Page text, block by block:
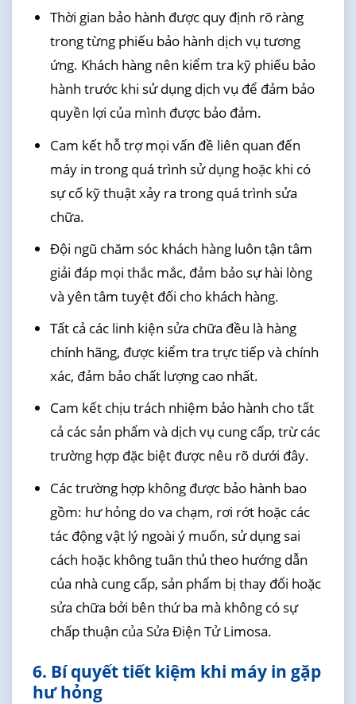
Thời gian bảo hành được quy định rõ ràng
trong từng phiếu bảo hành dịch vụ tương
ứng. Khách hàng nên kiểm tra kỹ phiếu bảo
hành trước khi sử dụng dịch vụ để đảm bảo
quyền lợi của mình được bảo đảm.
Cam kết hỗ trợ mọi vấn đề liên quan đến
máy in trong quá trình sử dụng hoặc khi có
sự cố kỹ thuật xảy ra trong quá trình sửa
chữa.
Đội ngũ chăm sóc khách hàng luôn tận tâm
giải đáp mọi thắc mắc, đảm bảo sự hài lòng
và yên tâm tuyệt đối cho khách hàng.
Tất cả các linh kiện sửa chữa đều là hàng
chính hãng, được kiểm tra trực tiếp và chính
xác, đảm bảo chất lượng cao nhất.
Cam kết chịu trách nhiệm bảo hành cho tất
cả các sản phẩm và dịch vụ cung cấp, trừ các
trường hợp đặc biệt được nêu rõ dưới đây.
Các trường hợp không được bảo hành bao
gồm: hư hỏng do va chạm, rơi rớt hoặc các
tác động vật lý ngoài ý muốn, sử dụng sai
cách hoặc không tuân thủ theo hướng dẫn
của nhà cung cấp, sản phẩm bị thay đổi hoặc
sửa chữa bởi bên thứ ba mà không có sự
chấp thuận của Sửa Điện Tử Limosa.
6. Bí quyết tiết kiệm khi máy in gặp
hư hỏng